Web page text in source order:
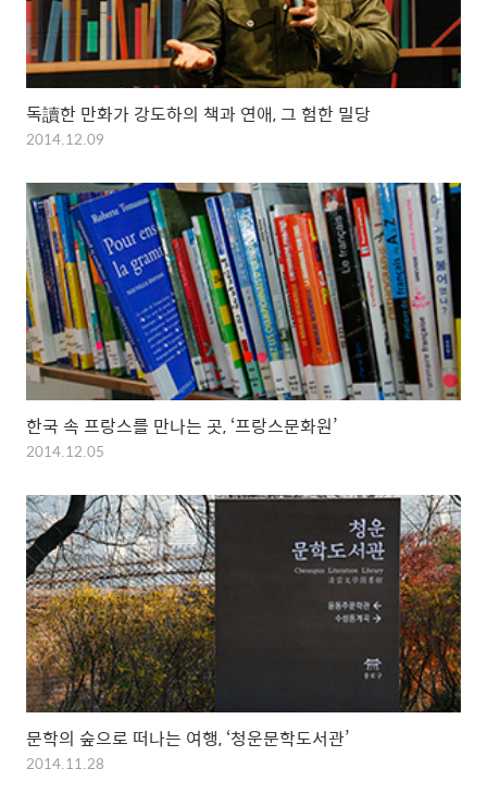
독讀한 만화가 강도하의 책과 연애, 그 험한 밀당
2014.12.09
한국 속 프랑스를 만나는 곳, ‘프랑스문화원’
2014.12.05
문학의 숲으로 떠나는 여행, ‘청운문학도서관’
2014.11.28